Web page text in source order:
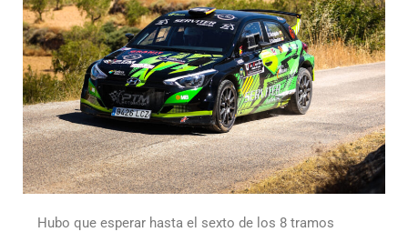
Hubo que esperar hasta el sexto de los 8 tramos